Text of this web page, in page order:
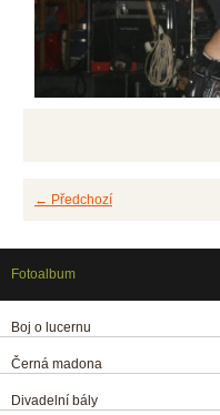
← Předchozí
Fotoalbum
Boj o lucernu
Černá madona
Divadelní bály